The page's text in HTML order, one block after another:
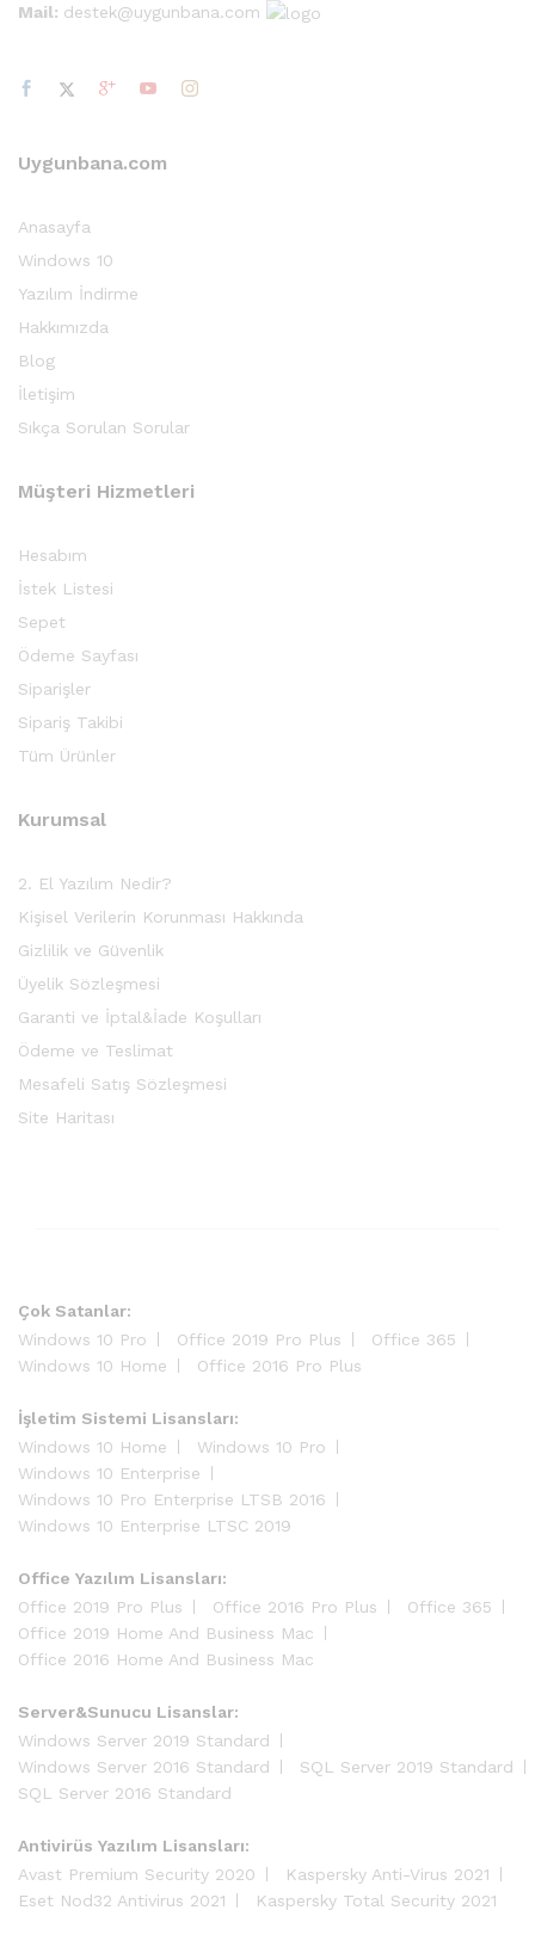
Mail: destek@uygunbana.com
Uygunbana.com
Anasayfa
Windows 10
Yazılım İndirme
Hakkımızda
Blog
İletişim
Sıkça Sorulan Sorular
Müşteri Hizmetleri
Hesabım
İstek Listesi
Sepet
Ödeme Sayfası
Siparişler
Sipariş Takibi
Tüm Ürünler
Kurumsal
2. El Yazılım Nedir?
Kişisel Verilerin Korunması Hakkında
Gizlilik ve Güvenlik
Üyelik Sözleşmesi
Garanti ve İptal&İade Koşulları
Ödeme ve Teslimat
Mesafeli Satış Sözleşmesi
Site Haritası
Çok Satanlar:
Windows 10 Pro
Office 2019 Pro Plus
Office 365
Windows 10 Home
Office 2016 Pro Plus
İşletim Sistemi Lisansları:
Windows 10 Home
Windows 10 Pro
Windows 10 Enterprise
Windows 10 Pro Enterprise LTSB 2016
Windows 10 Enterprise LTSC 2019
Office Yazılım Lisansları:
Office 2019 Pro Plus
Office 2016 Pro Plus
Office 365
Office 2019 Home And Business Mac
Office 2016 Home And Business Mac
Server&Sunucu Lisanslar:
Windows Server 2019 Standard
Windows Server 2016 Standard
SQL Server 2019 Standard
SQL Server 2016 Standard
Antivirüs Yazılım Lisansları:
Avast Premium Security 2020
Kaspersky Anti-Virus 2021
Eset Nod32 Antivirus 2021
Kaspersky Total Security 2021